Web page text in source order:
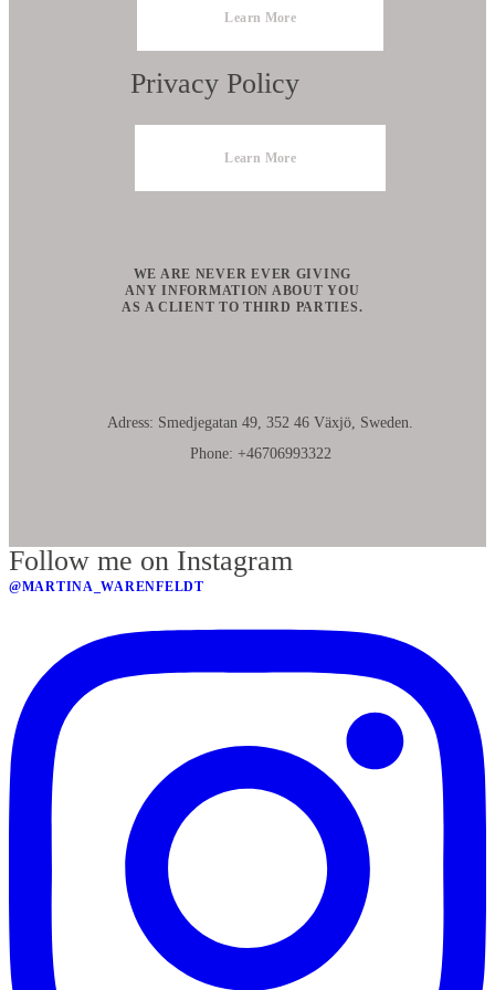
Learn More
Adress: Smedjegatan 49, 352 46 Växjö, Sweden.
Phone: +46706993322
WE ARE NEVER EVER GIVING
ANY INFORMATION ABOUT YOU
AS A CLIENT TO THIRD PARTIES.
Learn More
Privacy Policy
Follow me on Instagram
@MARTINA_WARENFELDT